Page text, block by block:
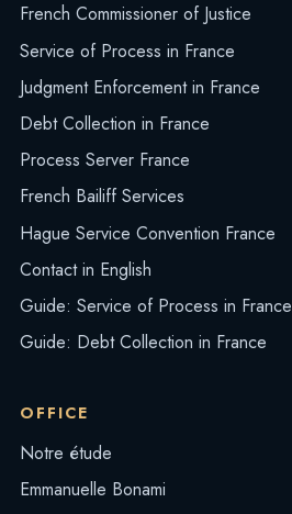
French Commissioner of Justice
Service of Process in France
Judgment Enforcement in France
Debt Collection in France
Process Server France
French Bailiff Services
Hague Service Convention France
Contact in English
Guide: Service of Process in France
Guide: Debt Collection in France
OFFICE
Notre étude
Emmanuelle Bonami